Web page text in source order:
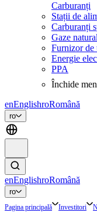
Carburanți
Stații de
Carburanți
Gaze
Furnizor de
Energie
PPA
Închide
enEnglishroRomână
ro
enEnglishroRomână
ro
Pagina principală Investitori